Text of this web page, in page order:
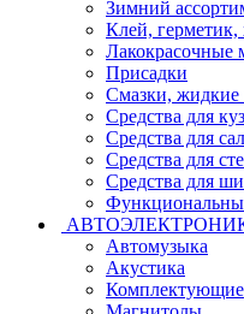
Зимний
Клей, герметик,
Лакокрасочные
Присадки
Смазки, жидкие
Средства для
Средства для
Средства для
Средства для
Автомузыка
Акустика
Комплектующие